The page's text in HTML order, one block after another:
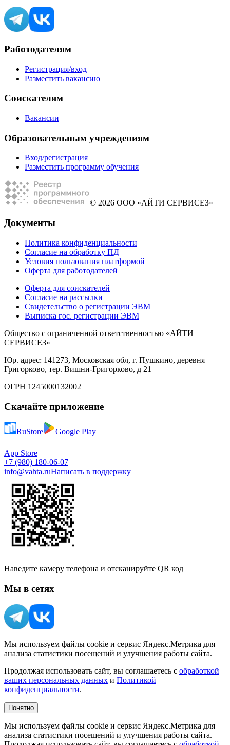
Работодателям
Регистрация/вход
Разместить вакансию
Соискателям
Вакансии
Образовательным учреждениям
Вход/регистрация
Разместить программу обучения
© 2026 ООО «АЙТИ СЕРВИСЕЗ»
Документы
Политика конфиденциальности
Согласие на обработку ПД
Условия пользования платформой
Оферта для работодателей
Оферта для соискателей
Согласие на рассылки
Свидетельство о регистрации ЭВМ
Выписка гос. регистрации ЭВМ
Общество с ограниченной ответственностью «АЙТИ
СЕРВИСЕЗ»
Юр. адрес: 141273, Московская обл, г. Пушкино, деревня
Григорково, тер. Вишни-Григорково, д 21
ОГРН 1245000132002
Скачайте приложение
RuStore Google Play
App Store
+7 (980) 180-06-07
info@vahta.ruНаписать в поддержку
Наведите камеру телефона и отсканируйте QR код
Мы в сетях
Мы используем файлы cookie и сервис Яндекс.Метрика для
анализа статистики посещений и улучшения работы сайта.
Продолжая использовать сайт, вы соглашаетесь с обработкой
ваших персональных данных и Политикой
конфиденциальности.
Понятно
Мы используем файлы cookie и сервис Яндекс.Метрика для
анализа статистики посещений и улучшения работы сайта.